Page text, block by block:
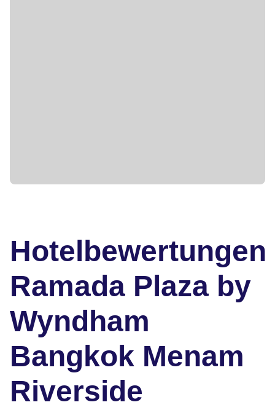
Hotelbewertungen
Ramada Plaza by
Wyndham
Bangkok Menam
Riverside